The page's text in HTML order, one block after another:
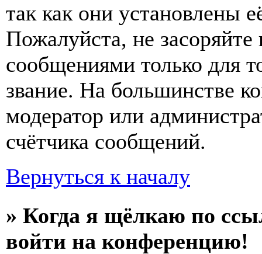
так как они установлены
Пожалуйста, не
сообщениями только для
звание. На большинстве
модератор или
счётчика сообщений.
Вернуться к началу
» Когда я щёлкаю по
войти на конференцию!